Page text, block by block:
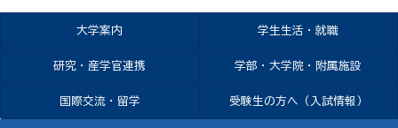
大学案内 学生生活・就職
研究・産学官連携 学部・大学院・附属施設
国際交流・留学 受験生の方へ（入試情報）